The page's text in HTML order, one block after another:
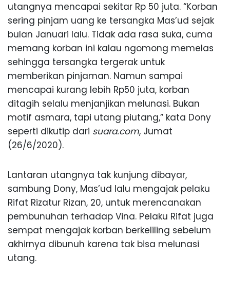
utangnya mencapai sekitar Rp 50 juta. “Korban
sering pinjam uang ke tersangka Mas’ud sejak
bulan Januari lalu. Tidak ada rasa suka, cuma
memang korban ini kalau ngomong memelas
sehingga tersangka tergerak untuk
memberikan pinjaman. Namun sampai
mencapai kurang lebih Rp50 juta, korban
ditagih selalu menjanjikan melunasi. Bukan
motif asmara, tapi utang piutang,” kata Dony
seperti dikutip dari suara.com, Jumat
(26/6/2020).
Lantaran utangnya tak kunjung dibayar,
sambung Dony, Mas’ud lalu mengajak pelaku
Rifat Rizatur Rizan, 20, untuk merencanakan
pembunuhan terhadap Vina. Pelaku Rifat juga
sempat mengajak korban berkeliling sebelum
akhirnya dibunuh karena tak bisa melunasi
utang.